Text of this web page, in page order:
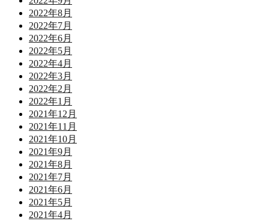
2022年8月
2022年7月
2022年6月
2022年5月
2022年4月
2022年3月
2022年2月
2022年1月
2021年12月
2021年11月
2021年10月
2021年9月
2021年8月
2021年7月
2021年6月
2021年5月
2021年4月